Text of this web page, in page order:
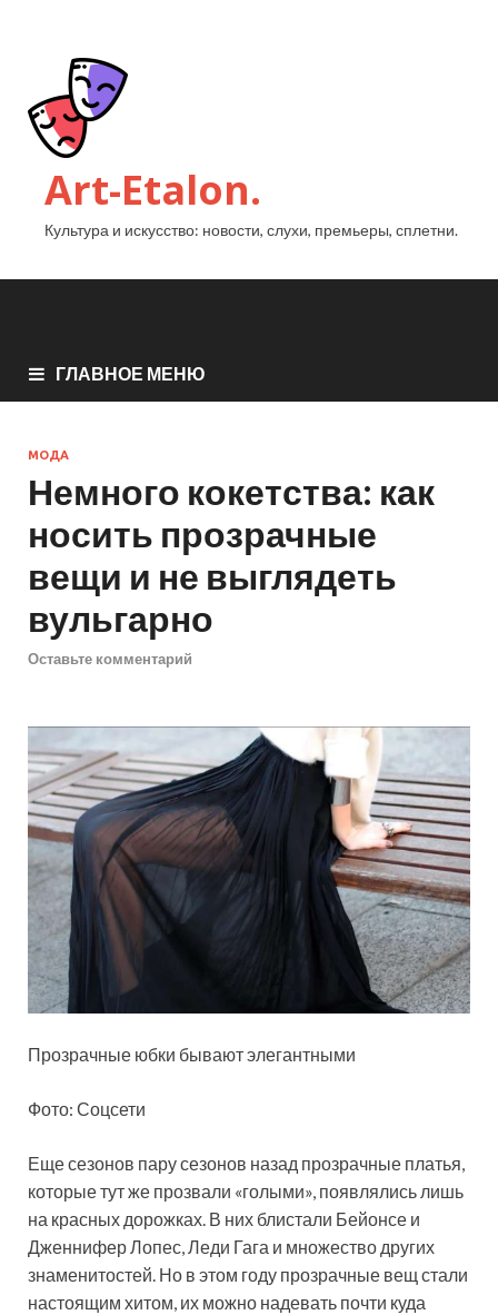
Art-Etalon.
Культура и искусство: новости, слухи, премьеры, сплетни.
ГЛАВНОЕ МЕНЮ
МОДА
Немного кокетства: как
носить прозрачные
вещи и не выглядеть
вульгарно
Оставьте комментарий
Прозрачные юбки бывают элегантными
Фото: Соцсети
Еще сезонов пару сезонов назад прозрачные платья,
которые тут же прозвали «голыми», появлялись лишь
на красных дорожках. В них блистали Бейонсе и
Дженнифер Лопес, Леди Гага и множество других
знаменитостей. Но в этом году прозрачные вещ стали
настоящим хитом, их можно надевать почти куда